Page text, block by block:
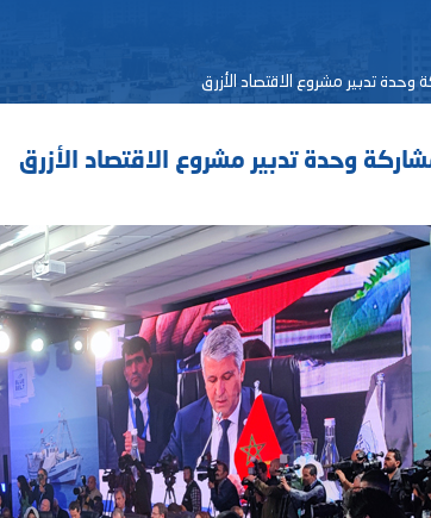
وحدة تدبير مشروع الاقتصاد الأزرق
وحدة تدبير مشروع الاقتصاد الأزرق